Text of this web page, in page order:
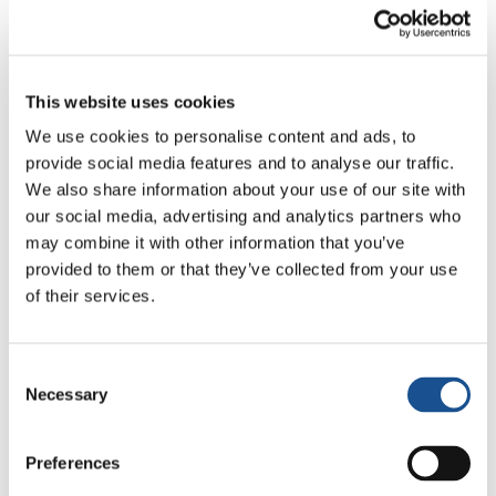
This website uses cookies
We use cookies to personalise content and ads, to
provide social media features and to analyse our traffic.
We also share information about your use of our site with
our social media, advertising and analytics partners who
may combine it with other information that you’ve
provided to them or that they’ve collected from your use
of their services.
Selection
Necessary
Preferences
mattino. La famiglia si ritrova per un momento
preserviamo un momento per raccontarci,
ascoltarci e organizzare la giornata». In realtà,
anche se già sveglio, rimango a letto perché mi
rendo conto che, anche se ci siamo sentiti
accolti meravigliosamente, è
importante rispettare quel momento così
intimo e festoso
durerà tutta la mattinata: una comunione
cultura indigena. I loro costumi, gli usi, le
credenze. Da ciò che ci racconta, traspare un